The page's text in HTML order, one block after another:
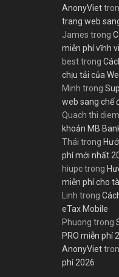
AnonyViet
trang web
James trong
miễn phí vĩnh
besttrong
chịu tải của
Minh trong
web sang chế
Quach thi
khoản MB
Thái trong
phí mới nhất
hiupctrong
miễn phí cho
Linh trong
eTax Mobile
Phuong trong
PRO miễn phí
AnonyViet
phí 2026